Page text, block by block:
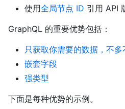
使用全局节点 ID 引用 API
GraphQL 的重要优势包括：
只获取你需要的数据，不多
嵌套字段
强类型
下面是每种优势的示例。